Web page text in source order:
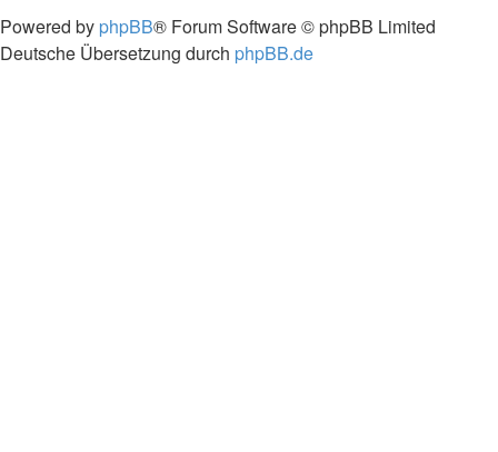
Powered by phpBB® Forum Software © phpBB Limited
Deutsche Übersetzung durch phpBB.de